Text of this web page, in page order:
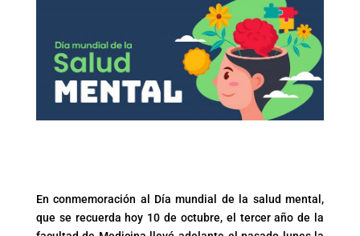
En conmemoración al Día mundial de la salud mental,
que se recuerda hoy 10 de octubre, el tercer año de la